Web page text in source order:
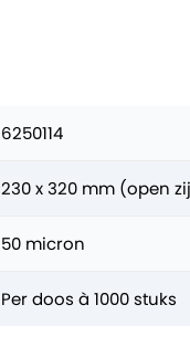
6250114
230 x 320 mm (open
50 micron
Per doos à 1000 stuks